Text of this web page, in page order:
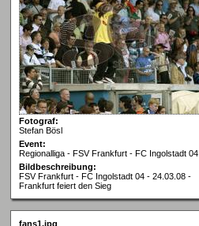
Fotograf:
Stefan Bösl
Event:
Regionalliga - FSV Frankfurt - FC Ingolstadt 04
Bildbeschreibung:
FSV Frankfurt - FC Ingolstadt 04 - 24.03.08 -
Frankfurt feiert den Sieg
fans1.jpg